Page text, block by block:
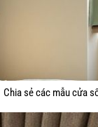
Chia sẻ các mẫu cửa